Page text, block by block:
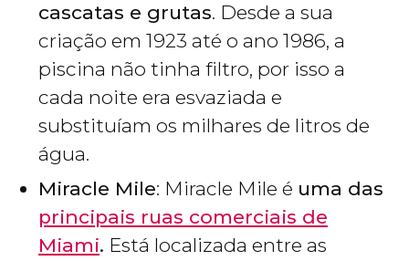
cascatas e grutas. Desde a sua
criação em 1923 até o ano 1986, a
piscina não tinha filtro, por isso a
cada noite era esvaziada e
substituíam os milhares de litros de
água.
Miracle Mile: Miracle Mile é uma das
principais ruas comerciais de
Miami. Está localizada entre as